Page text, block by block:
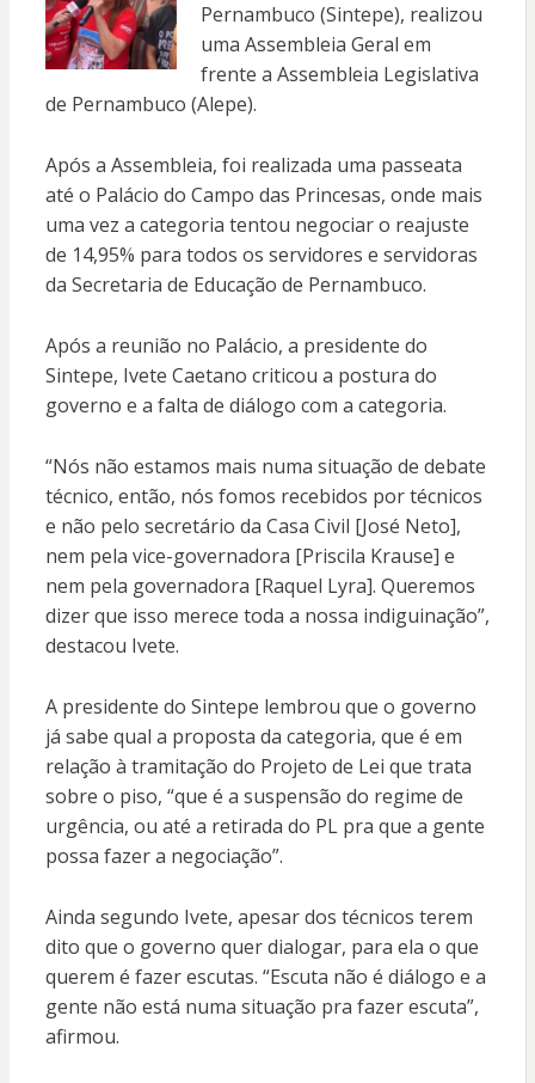
Pernambuco (Sintepe), realizou
uma Assembleia Geral em
frente a Assembleia Legislativa
de Pernambuco (Alepe).
Após a Assembleia, foi realizada uma passeata
até o Palácio do Campo das Princesas, onde mais
uma vez a categoria tentou negociar o reajuste
de 14,95% para todos os servidores e servidoras
da Secretaria de Educação de Pernambuco.
Após a reunião no Palácio, a presidente do
Sintepe, Ivete Caetano criticou a postura do
governo e a falta de diálogo com a categoria.
“Nós não estamos mais numa situação de debate
técnico, então, nós fomos recebidos por técnicos
e não pelo secretário da Casa Civil [José Neto],
nem pela vice-governadora [Priscila Krause] e
nem pela governadora [Raquel Lyra]. Queremos
dizer que isso merece toda a nossa indiguinação”,
destacou Ivete.
A presidente do Sintepe lembrou que o governo
já sabe qual a proposta da categoria, que é em
relação à tramitação do Projeto de Lei que trata
sobre o piso, “que é a suspensão do regime de
urgência, ou até a retirada do PL pra que a gente
possa fazer a negociação”.
Ainda segundo Ivete, apesar dos técnicos terem
dito que o governo quer dialogar, para ela o que
querem é fazer escutas. “Escuta não é diálogo e a
gente não está numa situação pra fazer escuta”,
afirmou.